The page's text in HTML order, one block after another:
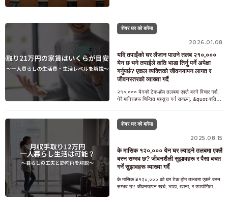
शेयर घर को बारेमा
2026.01.08
यदि तपाईंको घर लैजान पाउने तलब २१०,०००
येन छ भने तपाईंले कति भाडा तिर्नु पर्ने अपेक्षा
गर्नुपर्छ? एकल व्यक्तिको जीवनयापन लागत र
जीवनस्तरको व्याख्या गर्दै
२१०,००० येनको टेक-होम तलबमा एक्लै बस्ने विचार गर्दा,
धेरै मानिसहरू चिन्तित महसुस गर्न सक्छन्, &quot;कति
शेयर घर को बारेमा
2025.08.15
के मासिक १२०,००० येन घर ल्याइने तलबमा एक्लै
बस्न सम्भव छ? जीवनशैली सुझावहरू र पैसा बचत
गर्ने सुझावहरू व्याख्या गर्दै
के मासिक ¥१२०,००० को घर टेक-होम तलबमा एक्लै बस्न
सम्भव छ? जीवनयापन खर्च, भाडा, खाना, र उपयोगिता